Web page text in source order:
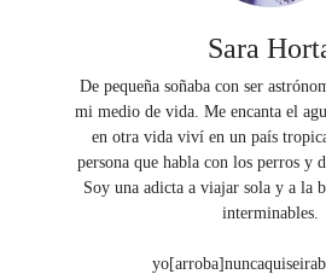
Sara
De pequeña soñaba con ser
mi medio de vida. Me encanta el
en otra vida viví en un país
persona que habla con los perros y
Soy una adicta a viajar sola y a la
interminables.